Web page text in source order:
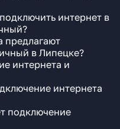
интернет в
предлагают
в Липецке?
интернета и
интернета
подключение